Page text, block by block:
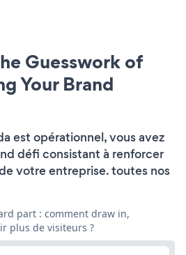
Guesswork of
Your Brand
est opérationnel, vous avez
défi consistant à renforcer
votre entreprise. toutes nos
part : comment draw in,
plus de visiteurs ?